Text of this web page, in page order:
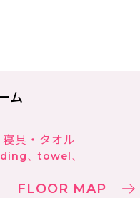
ム
具・タオル
、towel、
FLOOR MAP